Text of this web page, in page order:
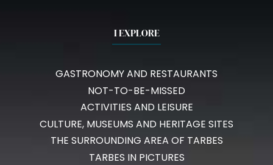
I EXPLORE
GASTRONOMY AND RESTAURANTS
NOT-TO-BE-MISSED
ACTIVITIES AND LEISURE
CULTURE, MUSEUMS AND HERITAGE SITES
THE SURROUNDING AREA OF TARBES
TARBES IN PICTURES